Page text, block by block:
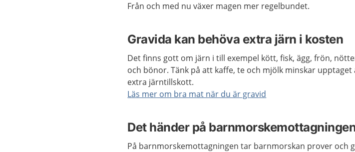
Från och med nu växer magen mer regelbundet.
Gravida kan behöva extra järn i kosten
Det finns gott om järn i till exempel kött, fisk, ägg, frön,
och bönor. Tänk på att kaffe, te och mjölk minskar upptaget
extra järntillskott.
Läs mer om bra mat när du är gravid
Det händer på
På barnmorskemottagningen tar barnmorskan prover och